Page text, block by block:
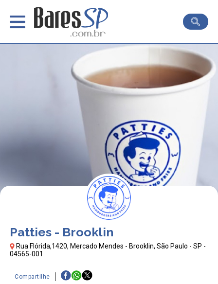
Patties - Brooklin
Rua Flórida,1420, Mercado Mendes - Brooklin, São Paulo - SP -
04565-001
Compartilhe